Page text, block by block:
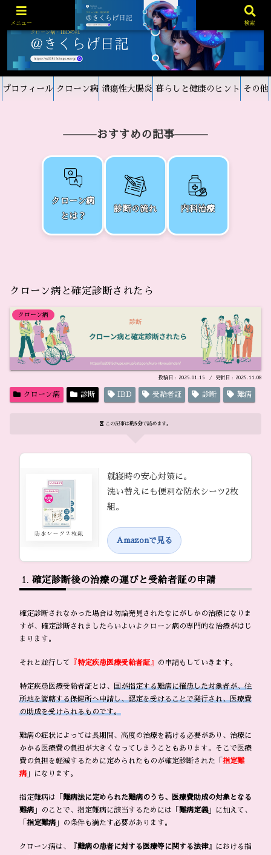
プロフィール クローン病 潰瘍性大腸炎 暮らしと健康のヒント その他
おすすめの記事
クローン病
とは？
診断の流れ 内科治療
クローン病と確定診断されたら
クローン病
2025.01.15 2025.11.08
クローン病 診断 IBD 受給者証 診断 難病
この記事は約5分で読めます。
就寝時の安心対策に。
洗い替えにも便利な防水シーツ2枚
組。
Amazonで見る
確定診断後の治療の運びと受給者証の申請
確定診断されなかった場合は勿論発見されたなにがしかの治療になりま
すが、確定診断されましたらいよいよクローン病の専門的な治療がはじ
まります。
それと並行して 特定疾患医療受給者証』 の申請もしていきます。
特定疾患医療受給者証とは、 国が指定する難病に罹患した対象者が、住
所地を管轄する保健所へ申請し、認定を受けることで発行され、医療費
の助成を受けられるものです。
難病の症状によっては長期間、高度の治療を続ける必要があり、治療に
かかる医療費の負担が大きくなってしまうこともあります。そこで医療
費の負担を軽減するために定められたものが確定診断された「 指定難
病」になります。
指定難病は「 難病法に定められた難病のうち、医療費助成の対象となる
難病」のことで、指定難病に該当するためには「 難病定義」に加えて、
「 指定難病」の条件も満たす必要があります。
クローン病は、『 難病の患者に対する医療等に関する法律』における指
メニュー 検索